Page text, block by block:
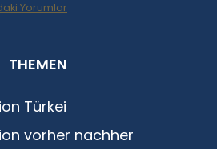
Istanbul
Yorumlar
THEMEN
Türkei
vorher nachher